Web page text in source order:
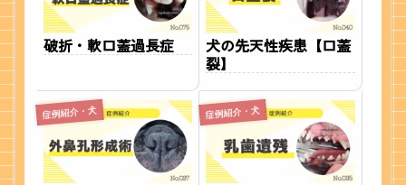
破折・軟口蓋過長症
犬の先天性疾患【口蓋
裂】
症例紹介・犬 症例紹介・犬